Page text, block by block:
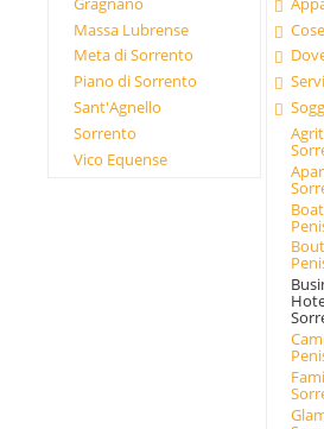
Massa Lubrense
Meta di Sorrento
Piano di Sorrento
Sant'Agnello
Sorrento
Vico Equense